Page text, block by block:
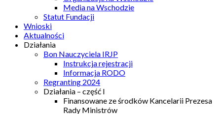
Media na Wschodzie
Statut Fundacji
Wnioski
Aktualności
Działania
Bon Nauczyciela IRJP
Instrukcja rejestracji
Informacja RODO
Regranting 2024
Działania – część I
Finansowane ze środków Kancelarii Prezesa
Rady Ministrów